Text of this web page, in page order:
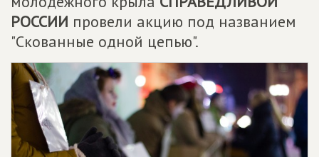
РОССИИ провели акцию под названием
"Скованные одной цепью".